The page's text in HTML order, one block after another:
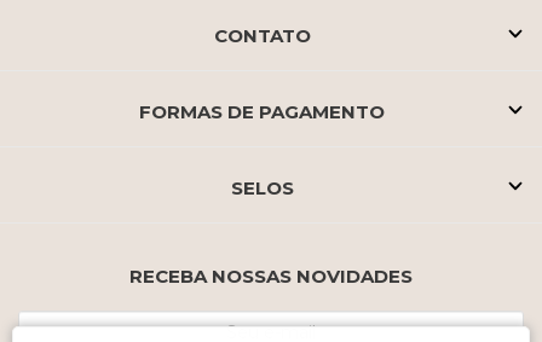
CONTATO
FORMAS DE PAGAMENTO
SELOS
RECEBA NOSSAS NOVIDADES